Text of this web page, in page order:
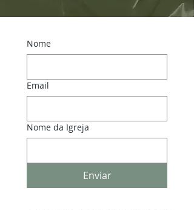
Nome
Email
Nome da Igreja
Enviar